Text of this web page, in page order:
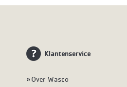
Klantenservice
Over Wasco